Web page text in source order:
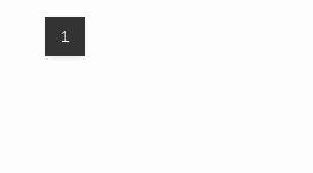
1